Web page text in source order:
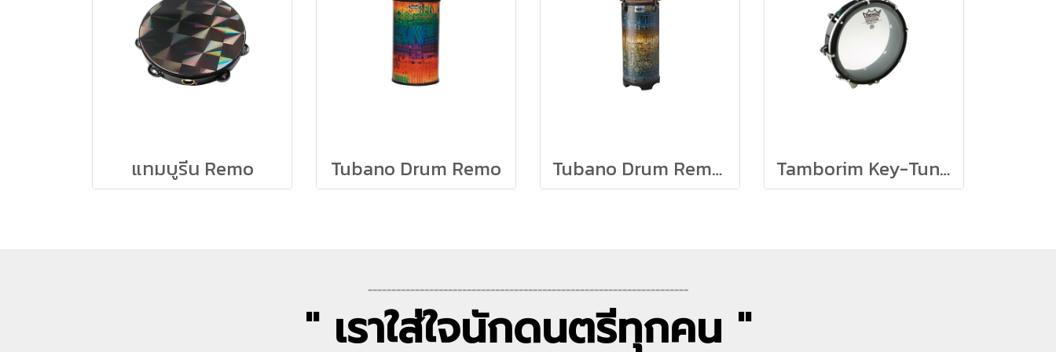
แทมบูรีน Remo Tubano Drum Remo Tubano Drum Remo รุ่น 100 Series Tamborim Key-Tuned Remo 3/4" x 6" Brasilian Samba Style
--------------------------------------------------------------------
" เราใส่ใจนักดนตรีทุกคน "